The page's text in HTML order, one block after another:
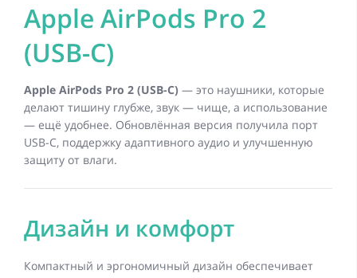
Apple AirPods Pro 2
(USB-C)
Apple AirPods Pro 2 (USB-C) — это наушники, которые
делают тишину глубже, звук — чище, а использование
— ещё удобнее. Обновлённая версия получила порт
USB-C, поддержку адаптивного аудио и улучшенную
защиту от влаги.
Дизайн и комфорт
Компактный и эргономичный дизайн обеспечивает